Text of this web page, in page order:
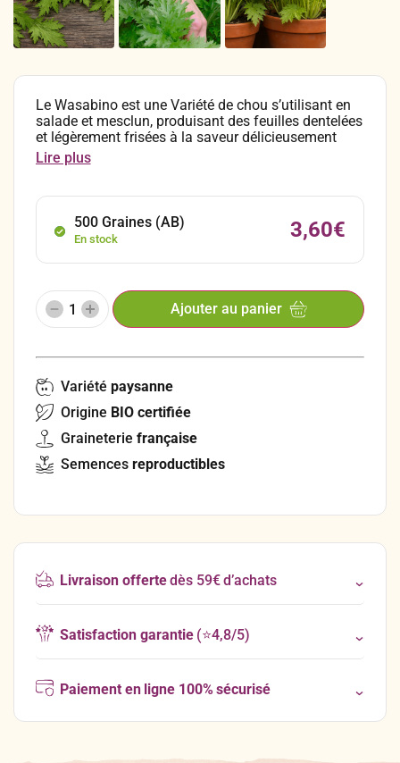
Le Wasabino est une Variété de chou s’utilisant en
salade et mesclun, produisant des feuilles dentelées
et légèrement frisées à la saveur délicieusement
épicée, forte et légèrement piquante rappelant le
wasabi ou le raifort.
Lire plus
500 Graines (AB)
En stock 3,60€
Ajouter au panier
Variété paysanne
Origine BIO certifiée
Graineterie française
Semences reproductibles
Livraison offertedès 59€ d’achats
Satisfaction garantie(⭐4,8/5)
Paiement en ligne 100% sécurisé